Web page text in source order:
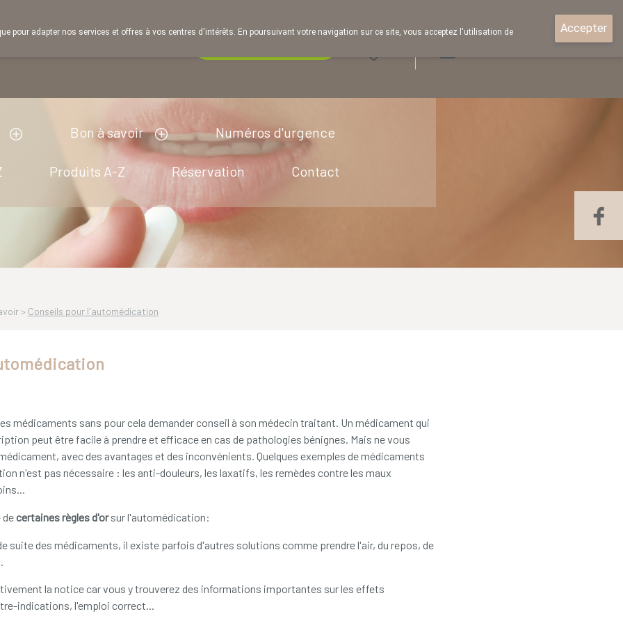
Bon à savoir Numéros d'urgence
Produits A-Z Réservation Contact
> Conseils pour l'automédication
médicaments sans pour cela demander conseil à son médecin traitant. Un médicament qui
peut être facile à prendre et efficace en cas de pathologies bénignes. Mais ne vous
avec des avantages et des inconvénients. Quelques exemples de médicaments
n'est pas nécessaire : les anti-douleurs, les laxatifs, les remèdes contre les maux
certaines règles d'orsur l'automédication:
suite des médicaments, il existe parfois d'autres solutions comme prendre l'air, du repos, de
la notice car vous y trouverez des informations importantes sur les effets
indications, l'emploi correct...
pour adapter nos services et offres à vos centres d'intérêts. En poursuivant votre navigation sur ce site, vous acceptez l'utilisation de Accepter